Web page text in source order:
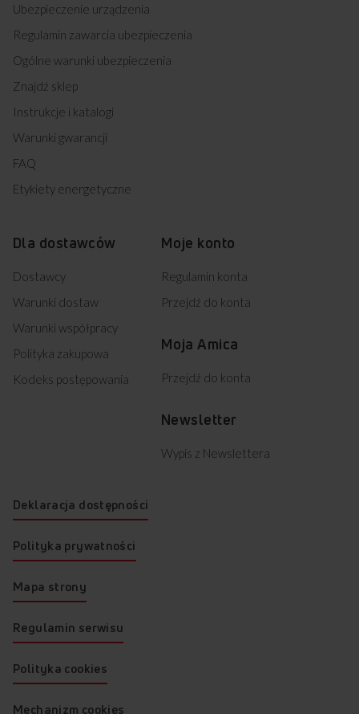
Ubezpieczenie urządzenia
Regulamin zawarcia ubezpieczenia
Ogólne warunki ubezpieczenia
Znajdź sklep
Instrukcje i katalogi
Warunki gwarancji
FAQ
Etykiety energetyczne
Dla dostawców
Dostawcy
Warunki dostaw
Warunki współpracy
Polityka zakupowa
Kodeks postępowania
Moje konto
Regulamin konta
Przejdź do konta
Moja Amica
Przejdź do konta
Newsletter
Wypis z Newslettera
Deklaracja dostępności
Polityka prywatności
Mapa strony
Regulamin serwisu
Polityka cookies
Mechanizm cookies